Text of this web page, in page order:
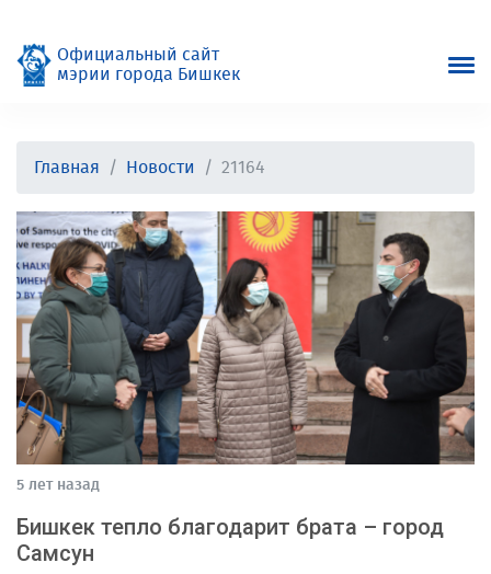
Официальный сайт
мэрии города Бишкек
Главная Новости 21164
5 лет назад
Бишкек тепло благодарит брата – город
Самсун